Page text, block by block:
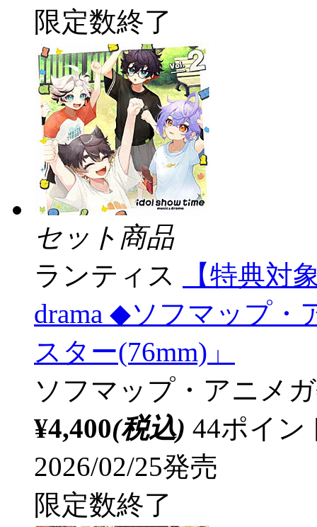
限定数終了
セット商品
ランティス
【特典対
drama ◆ソフマップ・
スター(76mm)」
ソフマップ・アニメ
¥4,400(税込) 44ポイ
2026/02/25発売
限定数終了